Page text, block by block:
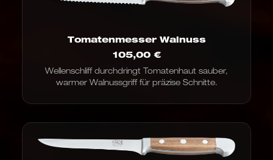
Tomatenmesser Walnuss
105,00 €
Wellenschliff durchdringt Tomatenhaut sauber,
warmer Walnussgriff für präzise Schnitte.